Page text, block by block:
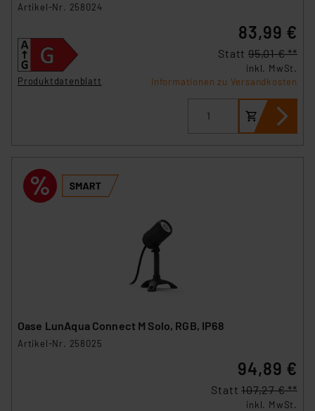
Artikel-Nr. 258024
Produktdatenblatt
83,99 €
Statt 95,01 € **
inkl. MwSt.
Informationen zu Versandkosten
Oase LunAqua Connect M Solo, RGB, IP68
Artikel-Nr. 258025
94,89 €
Statt107,27 € **
inkl. MwSt.